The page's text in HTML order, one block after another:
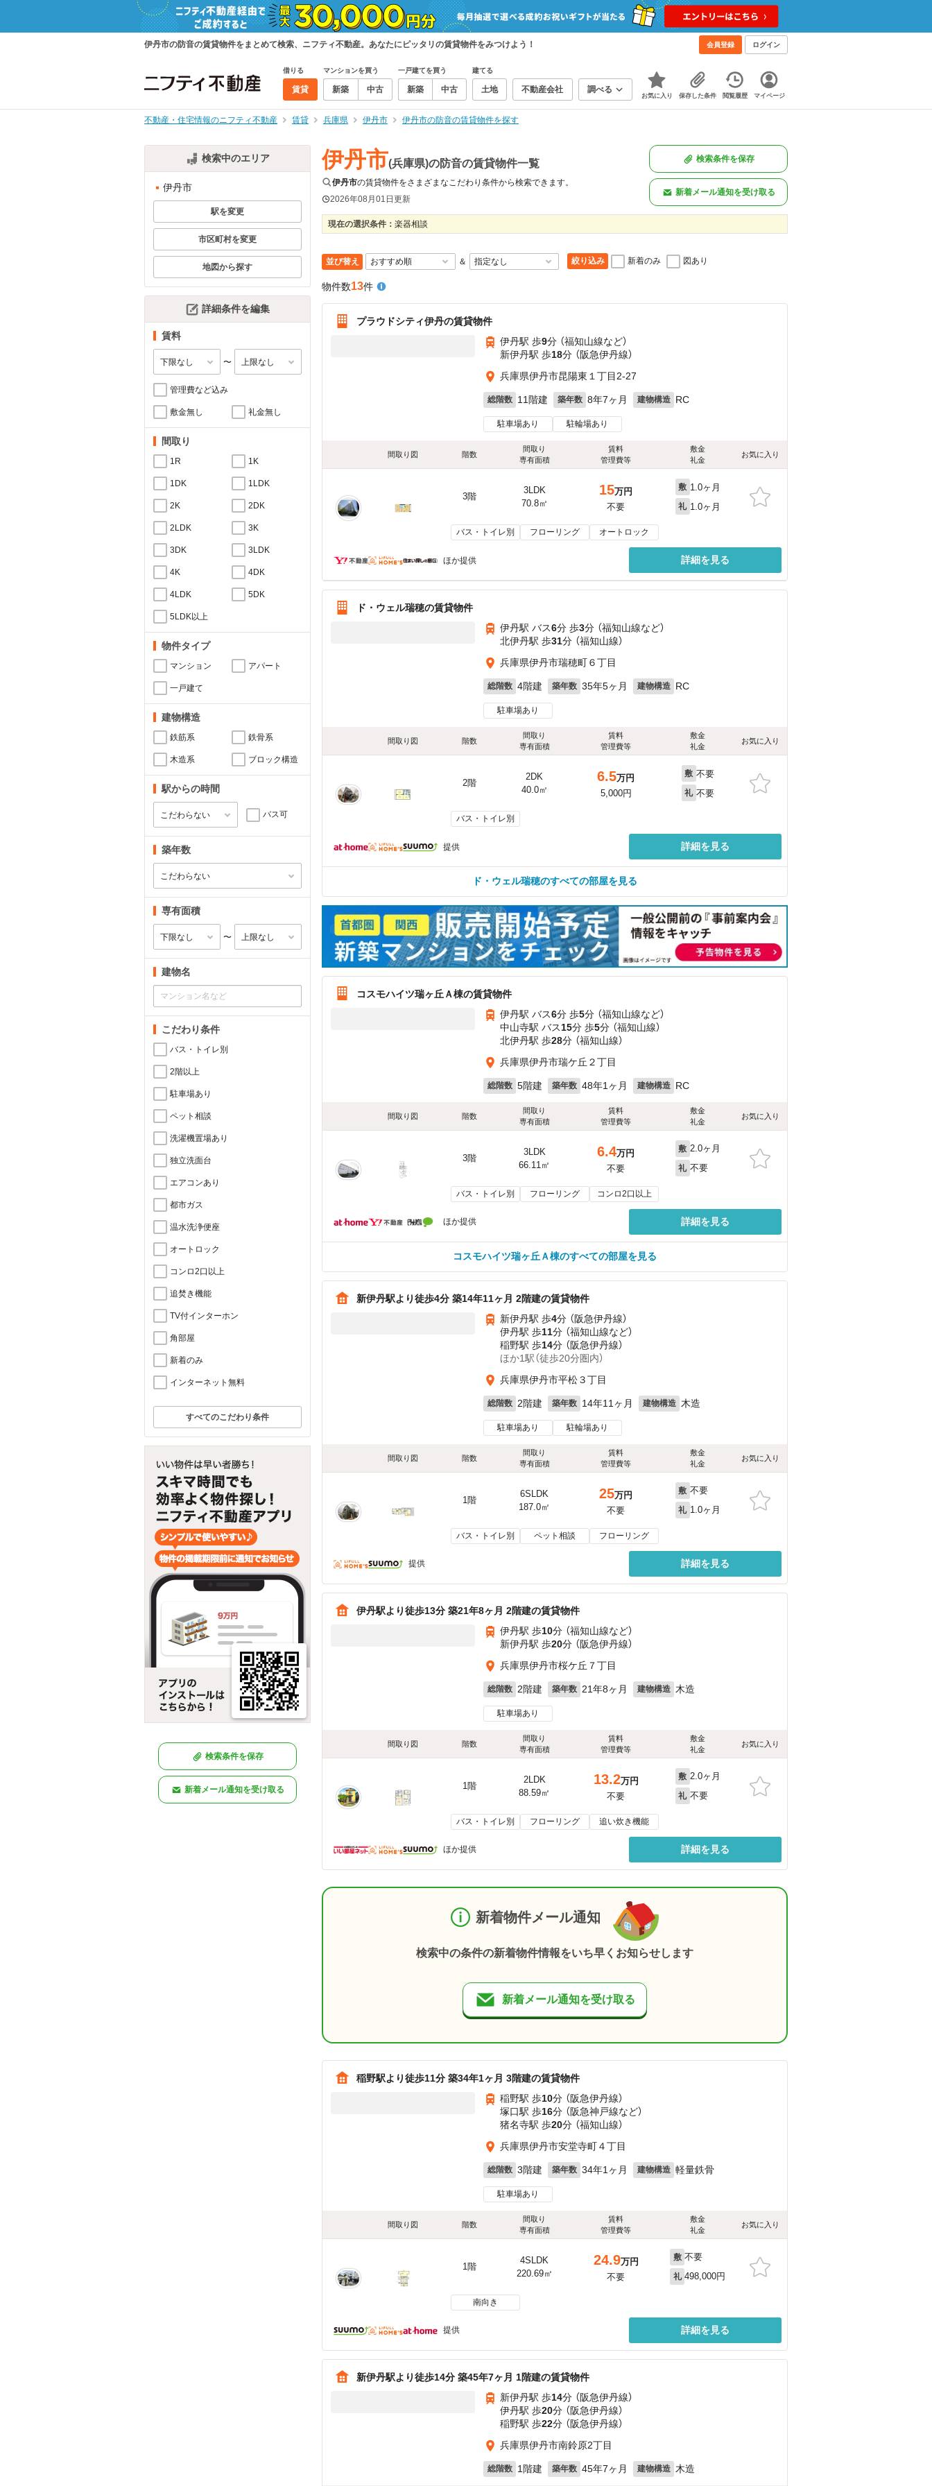
伊丹市の防音の賃貸物件をまとめて検索、ニフティ不動産。あなたにピッタリの賃貸物件をみつけよう！ 会員登録 ログイン
借りる
賃貸
マンションを買う
新築 中古
一戸建てを買う
新築 中古
建てる
土地 不動産会社 調べる
お気に入り 保存した条件 閲覧履歴 マイページ
不動産・住宅情報のニフティ不動産 賃貸 兵庫県 伊丹市 伊丹市の防音の賃貸物件を探す
検索中のエリア
伊丹市
駅を変更
市区町村を変更
地図から探す
詳細条件を編集
賃料
〜
管理費など込み
敷金無し 礼金無し
間取り
1R 1K
1DK 1LDK
2K 2DK
2LDK 3K
3DK 3LDK
4K 4DK
4LDK 5DK
5LDK以上
物件タイプ
マンション アパート
一戸建て
建物構造
鉄筋系 鉄骨系
木造系 ブロック構造
駅からの時間
バス可
築年数
専有面積
〜
建物名
こだわり条件
バス・トイレ別
2階以上
駐車場あり
ペット相談
洗濯機置場あり
独立洗面台
エアコンあり
都市ガス
温水洗浄便座
オートロック
コンロ2口以上
追焚き機能
TV付インターホン
角部屋
新着のみ
インターネット無料
すべてのこだわり条件
検索条件を保存
新着メール通知を受け取る
伊丹市(兵庫県)の防音の賃貸物件一覧
伊丹市の賃貸物件をさまざまなこだわり条件から検索できます。
2026年08月01日更新
検索条件を保存
新着メール通知を受け取る
現在の選択条件： 楽器相談
並び替え ＆ 絞り込み 新着のみ 図あり
物件数13件
プラウドシティ伊丹の賃貸物件
伊丹駅 歩9分 （福知山線など）
新伊丹駅 歩18分 （阪急伊丹線）
兵庫県伊丹市昆陽東１丁目2-27
総階数 11階建 築年数 8年7ヶ月 建物構造 RC
駐車場あり 駐輪場あり
間取り図 階数
間取り
専有面積
賃料
管理費等
敷金
礼金
お気に入り
3階
3LDK
70.8㎡
15万円
不要
敷 1.0ヶ月
礼 1.0ヶ月
バス・トイレ別 フローリング オートロック
ほか提供 詳細を見る
ド・ウェル瑞穂の賃貸物件
伊丹駅 バス6分 歩3分 （福知山線など）
北伊丹駅 歩31分 （福知山線）
兵庫県伊丹市瑞穂町６丁目
総階数 4階建 築年数 35年5ヶ月 建物構造 RC
駐車場あり
間取り図 階数
間取り
専有面積
賃料
管理費等
敷金
礼金
お気に入り
2階
2DK
40.0㎡
6.5万円
5,000円
敷 不要
礼 不要
バス・トイレ別
提供 詳細を見る
ド・ウェル瑞穂のすべての部屋を見る
コスモハイツ瑞ヶ丘Ａ棟の賃貸物件
伊丹駅 バス6分 歩5分 （福知山線など）
中山寺駅 バス15分 歩5分 （福知山線）
北伊丹駅 歩28分 （福知山線）
兵庫県伊丹市瑞ケ丘２丁目
総階数 5階建 築年数 48年1ヶ月 建物構造 RC
間取り図 階数
間取り
専有面積
賃料
管理費等
敷金
礼金
お気に入り
3階
3LDK
66.11㎡
6.4万円
不要
敷 2.0ヶ月
礼 不要
バス・トイレ別 フローリング コンロ2口以上
ほか提供 詳細を見る
コスモハイツ瑞ヶ丘Ａ棟のすべての部屋を見る
新伊丹駅より徒歩4分 築14年11ヶ月 2階建の賃貸物件
新伊丹駅 歩4分 （阪急伊丹線）
伊丹駅 歩11分 （福知山線など）
稲野駅 歩14分 （阪急伊丹線）
ほか1駅（徒歩20分圏内）
兵庫県伊丹市平松３丁目
総階数 2階建 築年数 14年11ヶ月 建物構造 木造
駐車場あり 駐輪場あり
間取り図 階数
間取り
専有面積
賃料
管理費等
敷金
礼金
お気に入り
1階
6SLDK
187.0㎡
25万円
不要
敷 不要
礼 1.0ヶ月
バス・トイレ別 ペット相談 フローリング
提供 詳細を見る
伊丹駅より徒歩13分 築21年8ヶ月 2階建の賃貸物件
伊丹駅 歩10分 （福知山線など）
新伊丹駅 歩20分 （阪急伊丹線）
兵庫県伊丹市桜ケ丘７丁目
総階数 2階建 築年数 21年8ヶ月 建物構造 木造
駐車場あり
間取り図 階数
間取り
専有面積
賃料
管理費等
敷金
礼金
お気に入り
1階
2LDK
88.59㎡
13.2万円
不要
敷 2.0ヶ月
礼 不要
バス・トイレ別 フローリング 追い炊き機能
ほか提供 詳細を見る
新着物件メール通知
検索中の条件の新着物件情報をいち早くお知らせします
新着メール通知を受け取る
稲野駅より徒歩11分 築34年1ヶ月 3階建の賃貸物件
稲野駅 歩10分 （阪急伊丹線）
塚口駅 歩16分 （阪急神戸線など）
猪名寺駅 歩20分 （福知山線）
兵庫県伊丹市安堂寺町４丁目
総階数 3階建 築年数 34年1ヶ月 建物構造 軽量鉄骨
駐車場あり
間取り図 階数
間取り
専有面積
賃料
管理費等
敷金
礼金
お気に入り
1階
4SLDK
220.69㎡
24.9万円
不要
敷 不要
礼 498,000円
南向き
提供 詳細を見る
新伊丹駅より徒歩14分 築45年7ヶ月 1階建の賃貸物件
新伊丹駅 歩14分 （阪急伊丹線）
伊丹駅 歩20分 （阪急伊丹線）
稲野駅 歩22分 （阪急伊丹線）
兵庫県伊丹市南鈴原2丁目
総階数 1階建 築年数 45年7ヶ月 建物構造 木造